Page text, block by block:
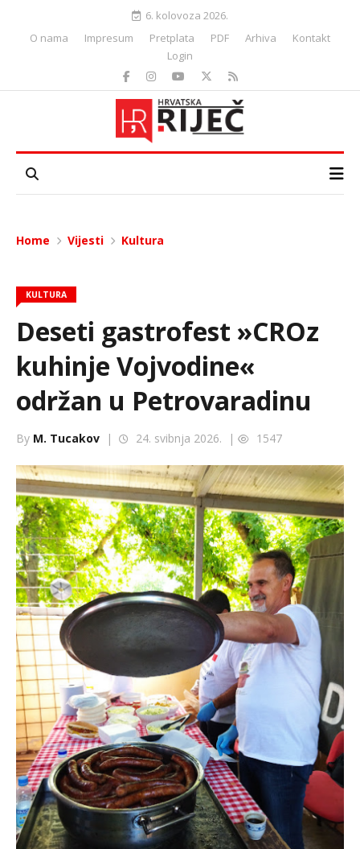
6. kolovoza 2026.
O nama
Impresum Pretplata PDF Arhiva
Kontakt
Login
Home Vijesti Kultura
KULTURA
Deseti gastrofest »CROz
kuhinje Vojvodine«
održan u Petrovaradinu
By M. Tucakov | 24. svibnja 2026. | 1547